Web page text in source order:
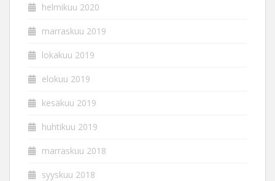
helmikuu 2020
marraskuu 2019
lokakuu 2019
elokuu 2019
kesäkuu 2019
huhtikuu 2019
marraskuu 2018
syyskuu 2018